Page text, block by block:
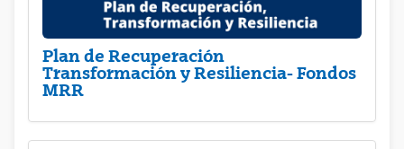
Plan de Recuperación
Transformación y Resiliencia- Fondos
MRR